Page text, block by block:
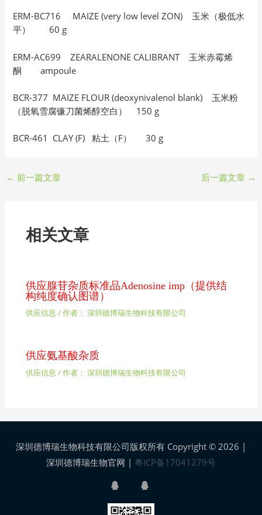
ERM-BC716 MAIZE (very low level ZON) 玉米（极低水
平） 60 g
ERM-AC699 ZEARALENONE CALIBRANT 玉米赤霉烯
酮 ampoule
BCR-377 MAIZE FLOUR (deoxynivalenol blank) 玉米粉
（脱氧雪腐镰刀菌烯醇空白） 150 g
BCR-461 CLAY (F) 粘土（F） 30 g
← 前一篇文章 后一篇文章 →
相关文章
供应腺苷杂质标准品Adenosine imp（提供结
构纯度确认图谱）
供应信息 / 作者： 深圳德博瑞生物科技有限公司
供应氨基酸杂质
供应信息 / 作者： 深圳德博瑞生物科技有限公司
深圳德博瑞生物科技有限公司版权所有 Copyright © 2026 |
深圳德博瑞生物官网 | 粤ICP备17041279号